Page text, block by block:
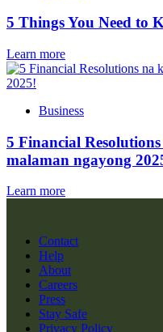
5 Things You Need to
Learn more
Business
5 Financial
malaman ngayong
Learn more
Contact
Help
About
Careers
Press
Stay Safe
Privacy Policy